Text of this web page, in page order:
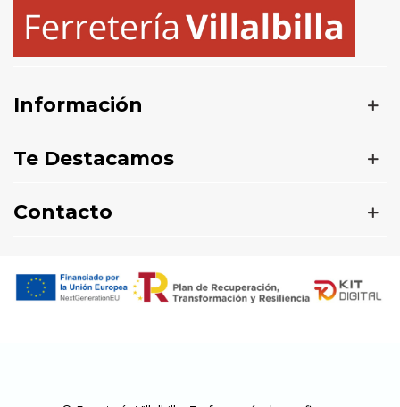
Información
Te Destacamos
Contacto